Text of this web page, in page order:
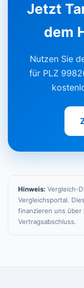
Jetzt
dem
Nutzen Sie
für PLZ
Hinweis: Vergleich-
Vergleichsportal.
finanzieren uns über
Vertragsabschluss.